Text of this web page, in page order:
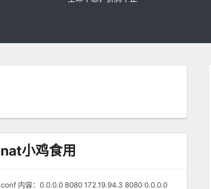
小鸡食用
内容：0.0.0.0 8080 172.19.94.3 8080 0.0.0.0